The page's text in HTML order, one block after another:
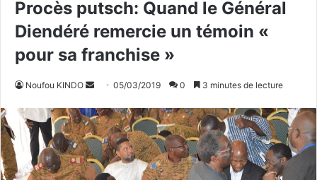
Procès putsch: Quand le Général
Diendéré remercie un témoin «
pour sa franchise »
Noufou KINDO
v
o
y
e
05/03/2019 0 3 minutes de lecture